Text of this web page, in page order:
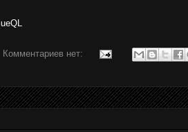
Комментариев нет: